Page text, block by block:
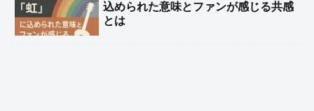
込められた意味とファンが感じる共感
とは